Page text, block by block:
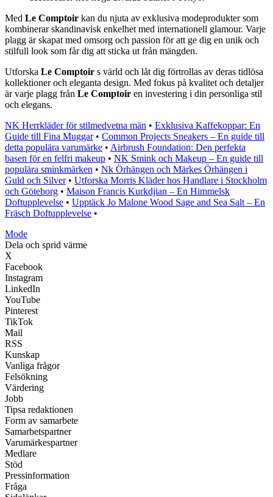
Med Le Comptoir kan du njuta av exklusiva modeprodukter som
kombinerar skandinavisk enkelhet med internationell glamour. Varje
plagg är skapat med omsorg och passion för att ge dig en unik och
stilfull look som får dig att sticka ut från mängden.
Utforska Le Comptoir s värld och låt dig förtrollas av deras tidlösa
kollektioner och eleganta design. Med fokus på kvalitet och detaljer
är varje plagg från Le Comptoir en investering i din personliga stil
och elegans.
NK Herrkläder för stilmedvetna män • Exklusiva Kaffekoppar: En
Guide till Fina Muggar• Common Projects Sneakers – En guide till
detta populära varumärke • Airbrush Foundation: Den perfekta
basen för en felfri makeup • NK Smink och Makeup – En guide till
populära sminkmärken • Nk Örhängen och Märkes Örhängen i
Guld och Silver• Utforska Morris Kläder hos Handlare i Stockholm
och Göteborg • Maison Francis Kurkdjian – En Himmelsk
Doftupplevelse • Upptäck Jo Malone Wood Sage and Sea Salt – En
Fräsch Doftupplevelse •
Mode
Dela och sprid värme
X
Facebook
Instagram
LinkedIn
YouTube
Pinterest
TikTok
Mail
RSS
Kunskap
Vanliga frågor
Felsökning
Värdering
Jobb
Tipsa redaktionen
Form av samarbete
Samarbetspartner
Varumärkespartner
Medlare
Stöd
Pressinformation
Fråga